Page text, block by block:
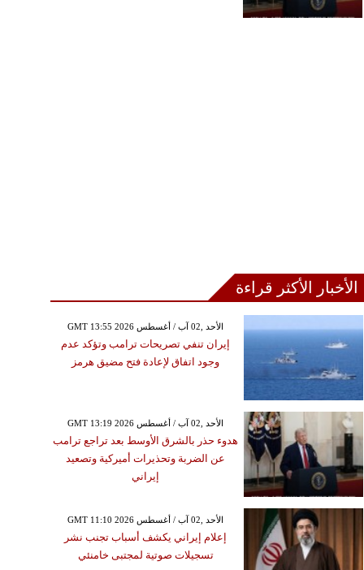
الأخبار الأكثر قراءة
GMT 13:55 2026 الأحد ,02 آب / أغسطس
إيران تنفي تصريحات ترامب وتؤكد عدم
وجود اتفاق لإعادة فتح مضيق هرمز
GMT 13:19 2026 الأحد ,02 آب / أغسطس
هدوء حذر بالشرق الأوسط بعد تراجع ترامب
عن الضربة وتحذيرات أميركية وتصعيد
إيراني
GMT 11:10 2026 الأحد ,02 آب / أغسطس
إعلام إيراني يكشف أسباب تجنب نشر
تسجيلات صوتية لمجتبى خامنئي